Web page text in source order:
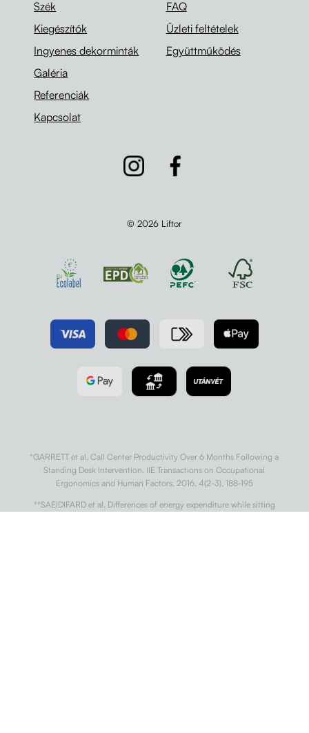
Szék
Kiegészítők
Ingyenes dekorminták
Galéria
Referenciák
Kapcsolat
FAQ
Üzleti feltételek
Együttműködés
© 2026 Liftor
*GARRETT et al. Call Center Productivity Over 6 Months Following a
Standing Desk Intervention. IIE Transactions on Occupational
Ergonomics and Human Factors. 2016, 4(2-3), 188-195
**SAEIDIFARD et al. Differences of energy expenditure while sitting